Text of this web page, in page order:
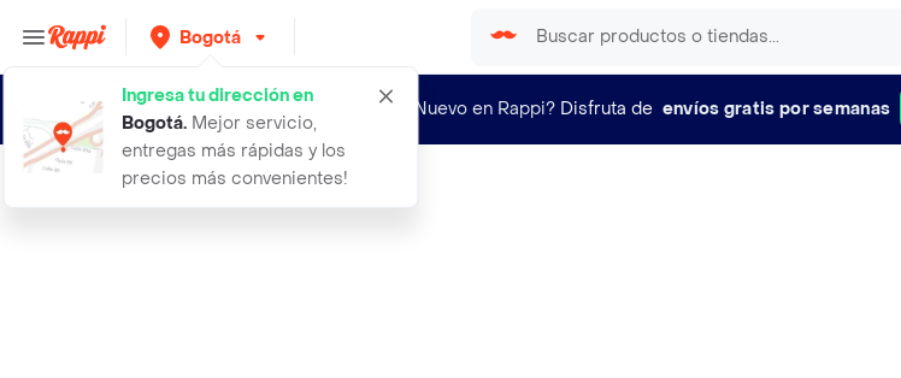
Bogotá
Ingresa tu dirección en
Bogotá. Mejor servicio,
entregas más rápidas y los
precios más convenientes!
¿Nuevo en Rappi? Disfruta de envíos gratis por semanas
1 unidad fit bar sabor chocolate de